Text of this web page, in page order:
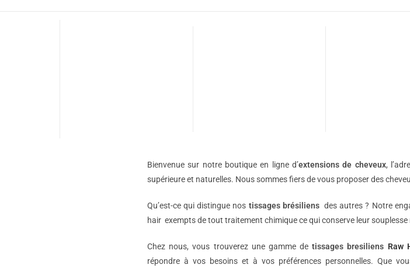
Bienvenue sur notre boutique en ligne d’extensions de cheveux,
supérieure et naturelles. Nous sommes fiers de vous proposer des
Qu’est-ce qui distingue nos tissages brésiliensdes autres ? Notre
hair exempts de tout traitement chimique ce qui conserve leur souplesse
Chez nous, vous trouverez une gamme detissages bresiliens Raw
répondre à vos besoins et à vos préférences personnelles. Que